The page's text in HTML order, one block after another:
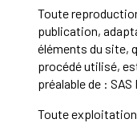
Toute
publication,
éléments du site,
procédé utilisé,
préalable de : SAS
Toute exploitation